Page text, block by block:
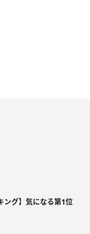
ング】気になる第1位